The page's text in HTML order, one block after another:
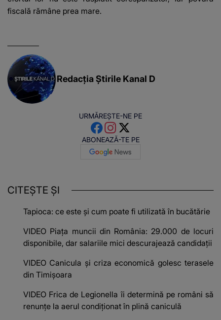
fiscală rămâne prea mare.
Redacția Știrile Kanal D
URMĂREȘTE-NE PE
ABONEAZĂ-TE PE
CITEȘTE ȘI
Tapioca: ce este și cum poate fi utilizată în bucătărie
VIDEO Piața muncii din România: 29.000 de locuri
disponibile, dar salariile mici descurajează candidații
VIDEO Canicula și criza economică golesc terasele
din Timișoara
VIDEO Frica de Legionella îi determină pe români să
renunțe la aerul condiționat în plină caniculă